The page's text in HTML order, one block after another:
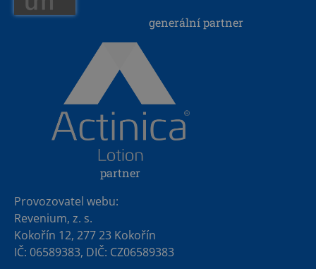
generální partner
partner
Provozovatel webu:
Revenium, z. s.
Kokořín 12, 277 23 Kokořín
IČ: 06589383, DIČ: CZ06589383